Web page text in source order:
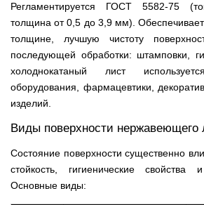
Регламентируется ГОСТ 5582-75
толщина от 0,5 до 3,9 мм).
толщине, лучшую чистоту
последующей обработки: штамповки,
холоднокатаный лист
оборудования, фармацевтики,
изделий.
Виды поверхности нержавеющего
Состояние поверхности существенно
стойкость, гигиенические свойства
Основные виды: